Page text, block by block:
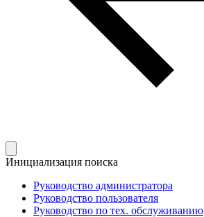
Инициализация поиска
Руководство администратора
Руководство пользователя
Руководство по тех. обслуживанию